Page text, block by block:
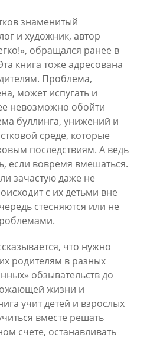
знаменитый
и художник, автор
обращался ранее в
книга тоже адресована
Проблема,
может испугать и
невозможно обойти
буллинга, унижений и
среде, которые
последствиям. А ведь
если вовремя вмешаться.
зачастую даже не
с их детьми вне
стесняются или не
что нужно
родителям в разных
обзывательств до
жизни и
учит детей и взрослых
вместе решать
счете, останавливать